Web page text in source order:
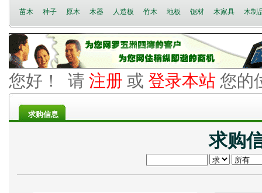
苗木 种子 原木 木器 人造板 竹木 地板 锯材 木家具 木制
您好！ 请 注册 或 登录本站 您的
求购信息
求购